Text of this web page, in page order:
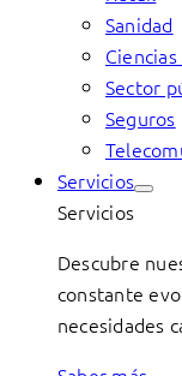
Sanidad
Sector
Seguros
Servicios
Servicios
Descubre
constante
necesidades